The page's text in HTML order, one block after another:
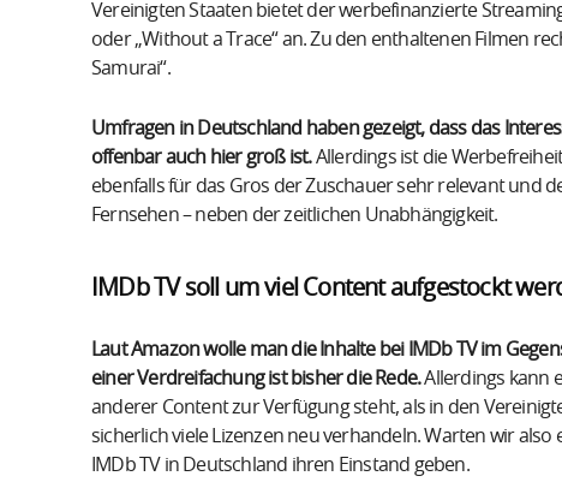
Vereinigten Staaten bietet der werbefinanzierte
oder „Without a Trace“ an. Zu den enthaltenen Filmen
Samurai“.
Umfragen in Deutschland haben gezeigt, dass das
offenbar auch hier groß ist.Allerdings ist die
ebenfalls für das Gros der Zuschauer sehr relevant und
Fernsehen – neben der zeitlichen Unabhängigkeit.
IMDb TV soll um viel Content aufgestockt
Laut Amazon wolle man die Inhalte bei IMDb TV im
einer Verdreifachung ist bisher die Rede.Allerdings kann
anderer Content zur Verfügung steht, als in den
sicherlich viele Lizenzen neu verhandeln. Warten wir
IMDb TV in Deutschland ihren Einstand geben.